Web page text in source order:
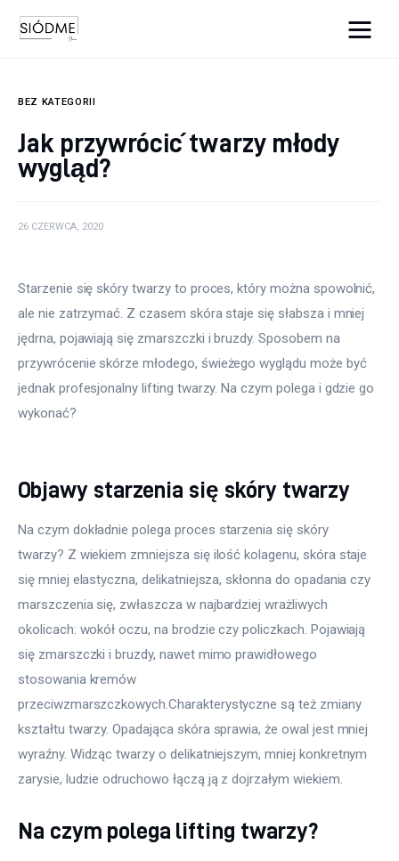
Uroda
Więcej
BEZ KATEGORII
Jak przywrócić twarzy młody
wygląd?
26 CZERWCA, 2020
Starzenie się skóry twarzy to proces, który można spowolnić,
ale nie zatrzymać. Z czasem skóra staje się słabsza i mniej
jędrna, pojawiają się zmarszczki i bruzdy. Sposobem na
przywrócenie skórze młodego, świeżego wyglądu może być
jednak profesjonalny lifting twarzy. Na czym polega i gdzie go
wykonać?
Objawy starzenia się skóry twarzy
Na czym dokładnie polega proces starzenia się skóry
twarzy? Z wiekiem zmniejsza się ilość kolagenu, skóra staje
się mniej elastyczna, delikatniejsza, skłonna do opadania czy
marszczenia się, zwłaszcza w najbardziej wrażliwych
okolicach: wokół oczu, na brodzie czy policzkach. Pojawiają
się zmarszczki i bruzdy, nawet mimo prawidłowego
stosowania kremów
przeciwzmarszczkowych.Charakterystyczne są też zmiany
kształtu twarzy. Opadająca skóra sprawia, że owal jest mniej
wyraźny. Widząc twarzy o delikatniejszym, mniej konkretnym
zarysie, ludzie odruchowo łączą ją z dojrzałym wiekiem.
Na czym polega lifting twarzy?